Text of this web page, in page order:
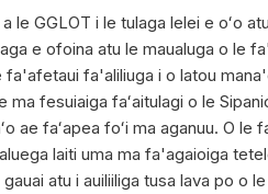
le GGLOT i le tulaga lelei e oʻo
e ofoina atu le maualuga o le
fa'aliliuga i o latou
fesuiaiga faʻaitulagi o le
ae faʻapea foʻi ma aganuu. O le
laiti uma ma fa'agaioiga
atu i auiliiliga tusa lava po o